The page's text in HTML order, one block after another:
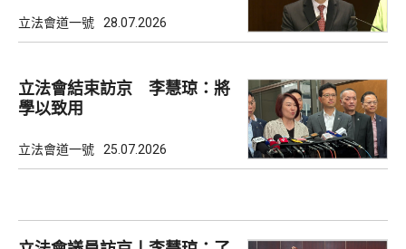
立法會道一號 28.07.2026
立法會結束訪京 李慧琼：將
學以致用
立法會道一號 25.07.2026